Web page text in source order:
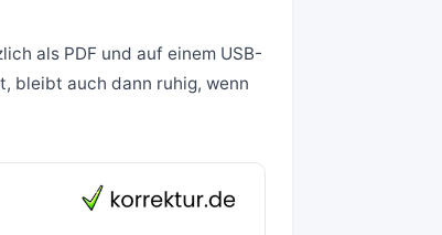
als PDF und auf einem USB-
bleibt auch dann ruhig, wenn